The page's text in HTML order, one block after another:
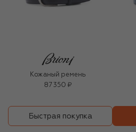
Кожаный ремень
87 350 ₽
Быстрая покупка